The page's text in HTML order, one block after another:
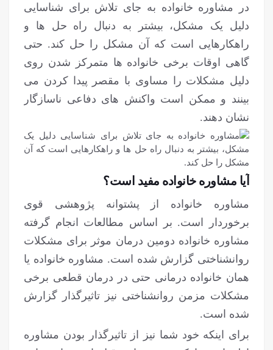
در مشاوره خانواده به جای تلاش برای شناسایی
دلیل یک مشکل، بیشتر به دنبال راه حل ها و
راهکارهایی است که آن مشکل را حل کند. حتی
گاهی اوقات برخی خانواده ها متمرکز شدن روی
دلیل مشکلات را مساوی با مقصر پیدا کردن می
بینند و ممکن است واکنش های دفاعی ناسازگار
نشان دهند.
آیا مشاوره خانواده مفید است؟
مشاوره خانواده از پشتوانه پژوهشی قوی
برخوردار است. بر اساس مطالعات انجام گرفته
مشاوره خانواده دومین درمان موثر برای مشکلات
روانشناختی گزارش شده است. مشاوره خانواده یا
همان خانواده درمانی حتی در درمان قطعی برخی
مشکلات مزمن روانشناختی نیز تاثیرگذار گزارش
شده است.
برای اینکه خود شما نیز از تاثیرگذار بودن مشاوره